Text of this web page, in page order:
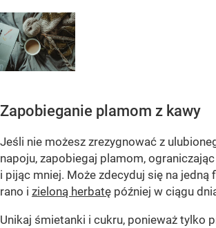
Zapobieganie plamom z kawy
Jeśli nie możesz zrezygnować z
napoju, zapobiegaj plamom,
i pijąc mniej. Może zdecyduj się na jedną
rano i zieloną herbatę później w ciągu
Unikaj śmietanki i cukru, ponieważ tylko